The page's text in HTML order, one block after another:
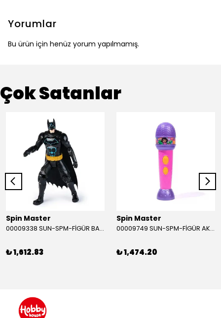
Yorumlar
Bu ürün için henüz yorum yapılmamış.
Çok Satanlar
Spin Master
00009338 SUN-SPM-FİGÜR BATMAN NİNJA STRIKE 30 CM. EXC.
₺ 1,612.83
Spin Master
00009749 SUN-SPM-FİGÜR AKS. DORA MİKROFON YAĞMUR ORMANI RİTMİ (DORA) SESLİ
₺ 1,474.20